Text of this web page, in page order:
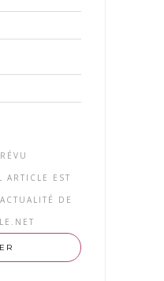
EST
DE